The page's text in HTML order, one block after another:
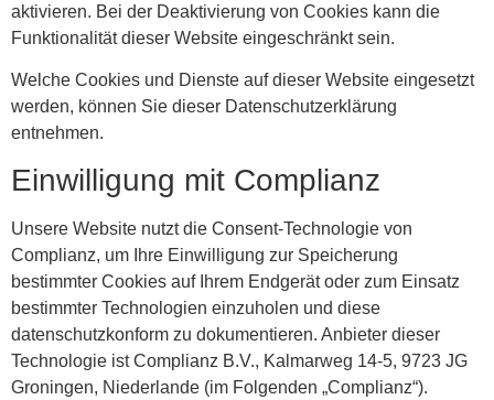
aktivieren. Bei der Deaktivierung von Cookies kann die
Funktionalität dieser Website eingeschränkt sein.
Welche Cookies und Dienste auf dieser Website eingesetzt
werden, können Sie dieser Datenschutzerklärung
entnehmen.
Einwilligung mit Complianz
Unsere Website nutzt die Consent-Technologie von
Complianz, um Ihre Einwilligung zur Speicherung
bestimmter Cookies auf Ihrem Endgerät oder zum Einsatz
bestimmter Technologien einzuholen und diese
datenschutzkonform zu dokumentieren. Anbieter dieser
Technologie ist Complianz B.V., Kalmarweg 14-5, 9723 JG
Groningen, Niederlande (im Folgenden „Complianz“).